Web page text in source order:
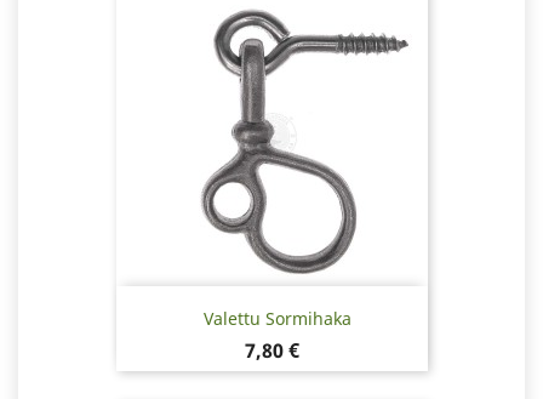
Valettu Sormihaka
Hinta
7,80 €